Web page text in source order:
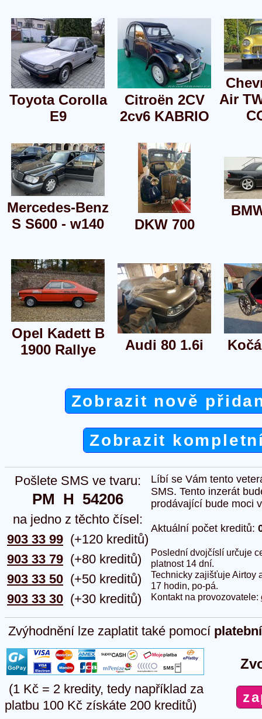
Toyota Corolla
E9
Citroën 2CV
2cv6 KABRIO
Air
Mercedes-Benz
S S600 - w140
DKW 700
Opel Kadett B
1900 Rallye
Audi 80 1.6i
Zobrazit nově
Zobrazit
Pošlete SMS ve tvaru:
PM  H  54206
na jedno z těchto čísel:
903 33 99
903 33 79
903 33 50
903 33 30
(+120 kreditů)
(+80 kreditů)
(+50 kreditů)
(+30 kreditů)
Líbí se Vám tento
SMS. Tento inzerát
prodávající bude moci
Aktuální počet kreditů:
Poslední dvojčíslí určuje
platnost 14 dní.
Technicky zajišťuje Airtoy
17 hodin, po-pá.
Kontakt na provozovatele:
Zvýhodnění lze zaplatit také pomocí
(1 Kč = 2 kredity, tedy například za
platbu 100 Kč získáte 200 kreditů)